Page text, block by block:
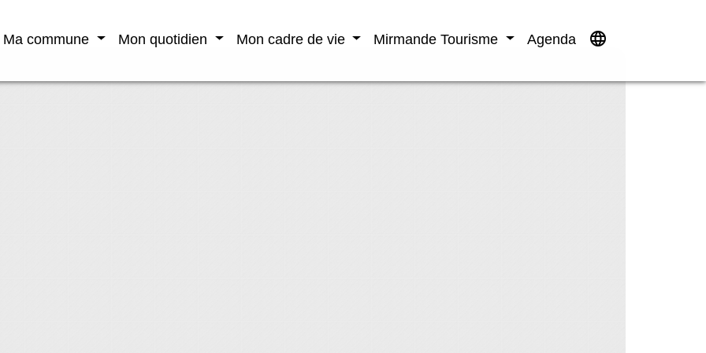
Ma commune Mon quotidien Mon cadre de vie Mirmande Tourisme Agenda language